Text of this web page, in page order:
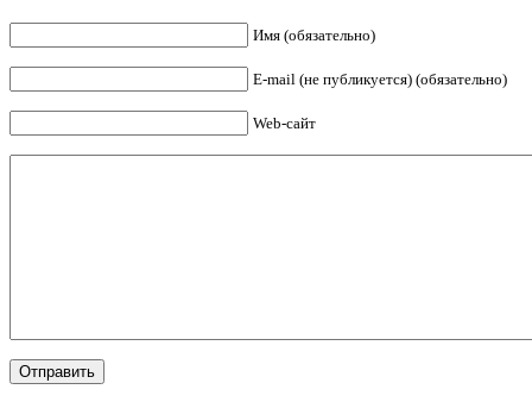
Имя (обязательно)
E-mail (не публикуется) (обязательно)
Web-сайт
Отправить